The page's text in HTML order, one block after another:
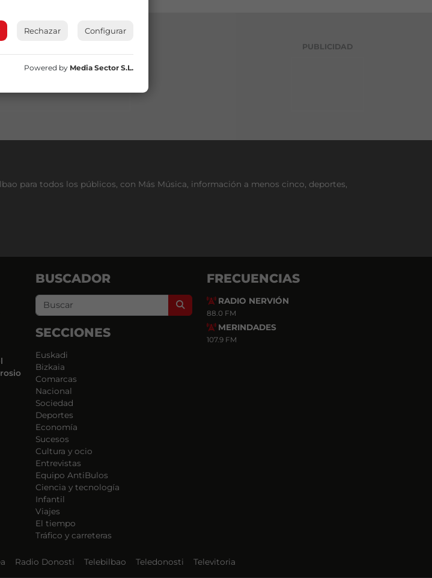
PUBLICIDAD
para todos los públicos, con Más Música, información a menos cinco, deportes,
BUSCADOR
Search
SECCIONES
Euskadi
Bizkaia
Comarcas
Nacional
Sociedad
Deportes
Economía
Sucesos
Cultura y ocio
Entrevistas
Equipo AntiBulos
Ciencia y tecnología
Infantil
Viajes
El tiempo
Tráfico y carreteras
FRECUENCIAS
RADIO NERVIÓN
88.0 FM
MERINDADES
107.9 FM
Radio Donosti Telebilbao Teledonosti Televitoria
Rechazar Configurar
Powered by Media Sector S.L.